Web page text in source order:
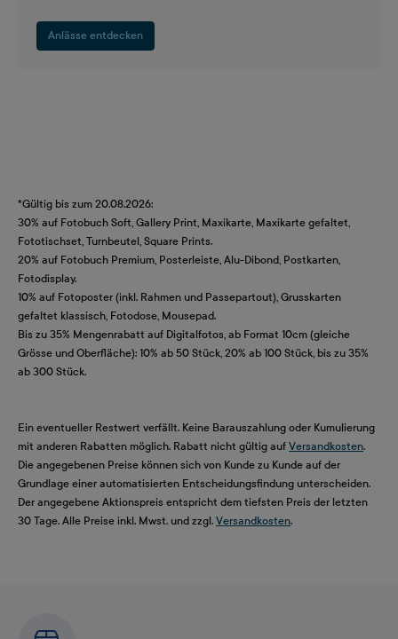
Anlässe entdecken
*Gültig bis zum 20.08.2026:
30% auf Fotobuch Soft, Gallery Print, Maxikarte, Maxikarte gefaltet,
Fototischset, Turnbeutel, Square Prints.
20% auf Fotobuch Premium, Posterleiste, Alu-Dibond, Postkarten,
Fotodisplay.
10% auf Fotoposter (inkl. Rahmen und Passepartout), Grusskarten
gefaltet klassisch, Fotodose, Mousepad.
Bis zu 35% Mengenrabatt auf Digitalfotos, ab Format 10cm (gleiche
Grösse und Oberfläche): 10% ab 50 Stück, 20% ab 100 Stück, bis zu 35%
ab 300 Stück.
Ein eventueller Restwert verfällt. Keine Barauszahlung oder Kumulierung
mit anderen Rabatten möglich. Rabatt nicht gültig auf Versandkosten.
Die angegebenen Preise können sich von Kunde zu Kunde auf der
Grundlage einer automatisierten Entscheidungsfindung unterscheiden.
Der angegebene Aktionspreis entspricht dem tiefsten Preis der letzten
30 Tage. Alle Preise inkl. Mwst. und zzgl. Versandkosten.